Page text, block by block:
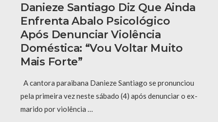
Danieze Santiago Diz Que Ainda
Enfrenta Abalo Psicológico
Após Denunciar Violência
Doméstica: “Vou Voltar Muito
Mais Forte”
A cantora paraibana Danieze Santiago se pronunciou
pela primeira vez neste sábado (4) após denunciar o ex-
marido por violência …